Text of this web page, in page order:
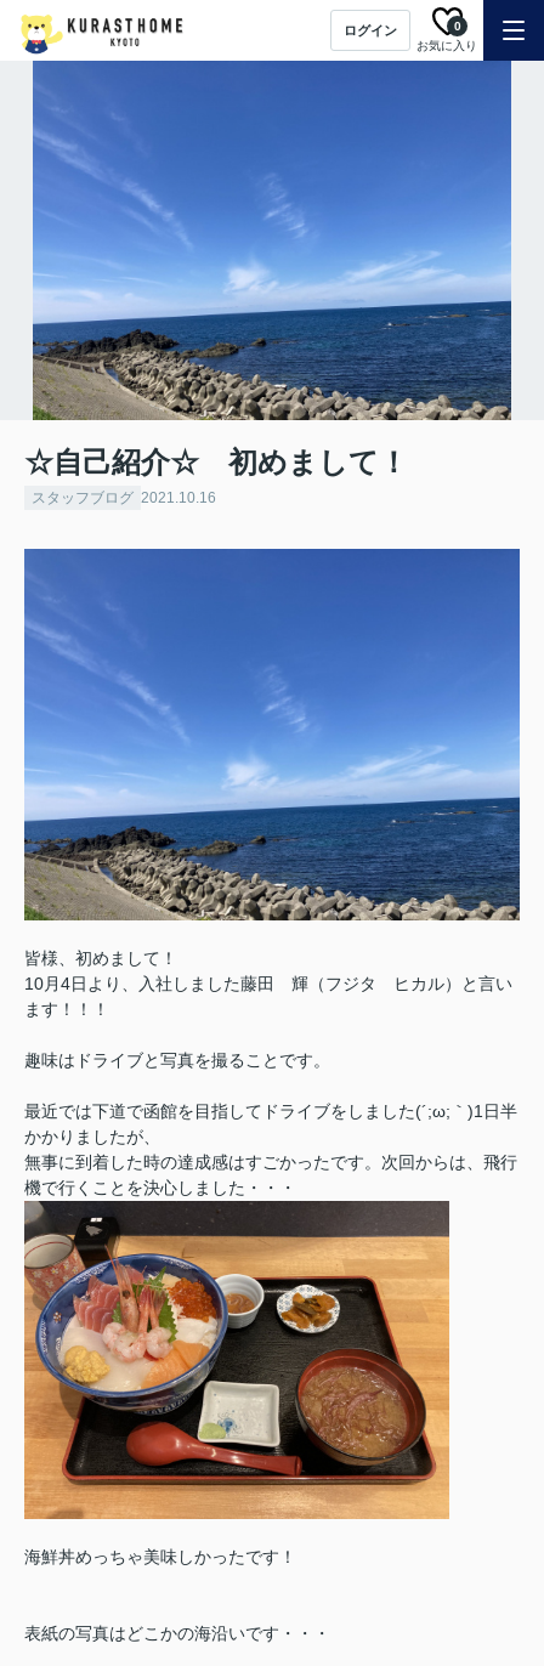
ログイン
お気に入り
0
☆自己紹介☆ 初めまして！
スタッフブログ 2021.10.16
皆様、初めまして！
10月4日より、入社しました藤田 輝（フジタ ヒカル）と言い
ます！！！
趣味はドライブと写真を撮ることです。
最近では下道で函館を目指してドライブをしました(´;ω;｀)1日半
かかりましたが、
無事に到着した時の達成感はすごかったです。次回からは、飛行
機で行くことを決心しました・・・
海鮮丼めっちゃ美味しかったです！
表紙の写真はどこかの海沿いです・・・